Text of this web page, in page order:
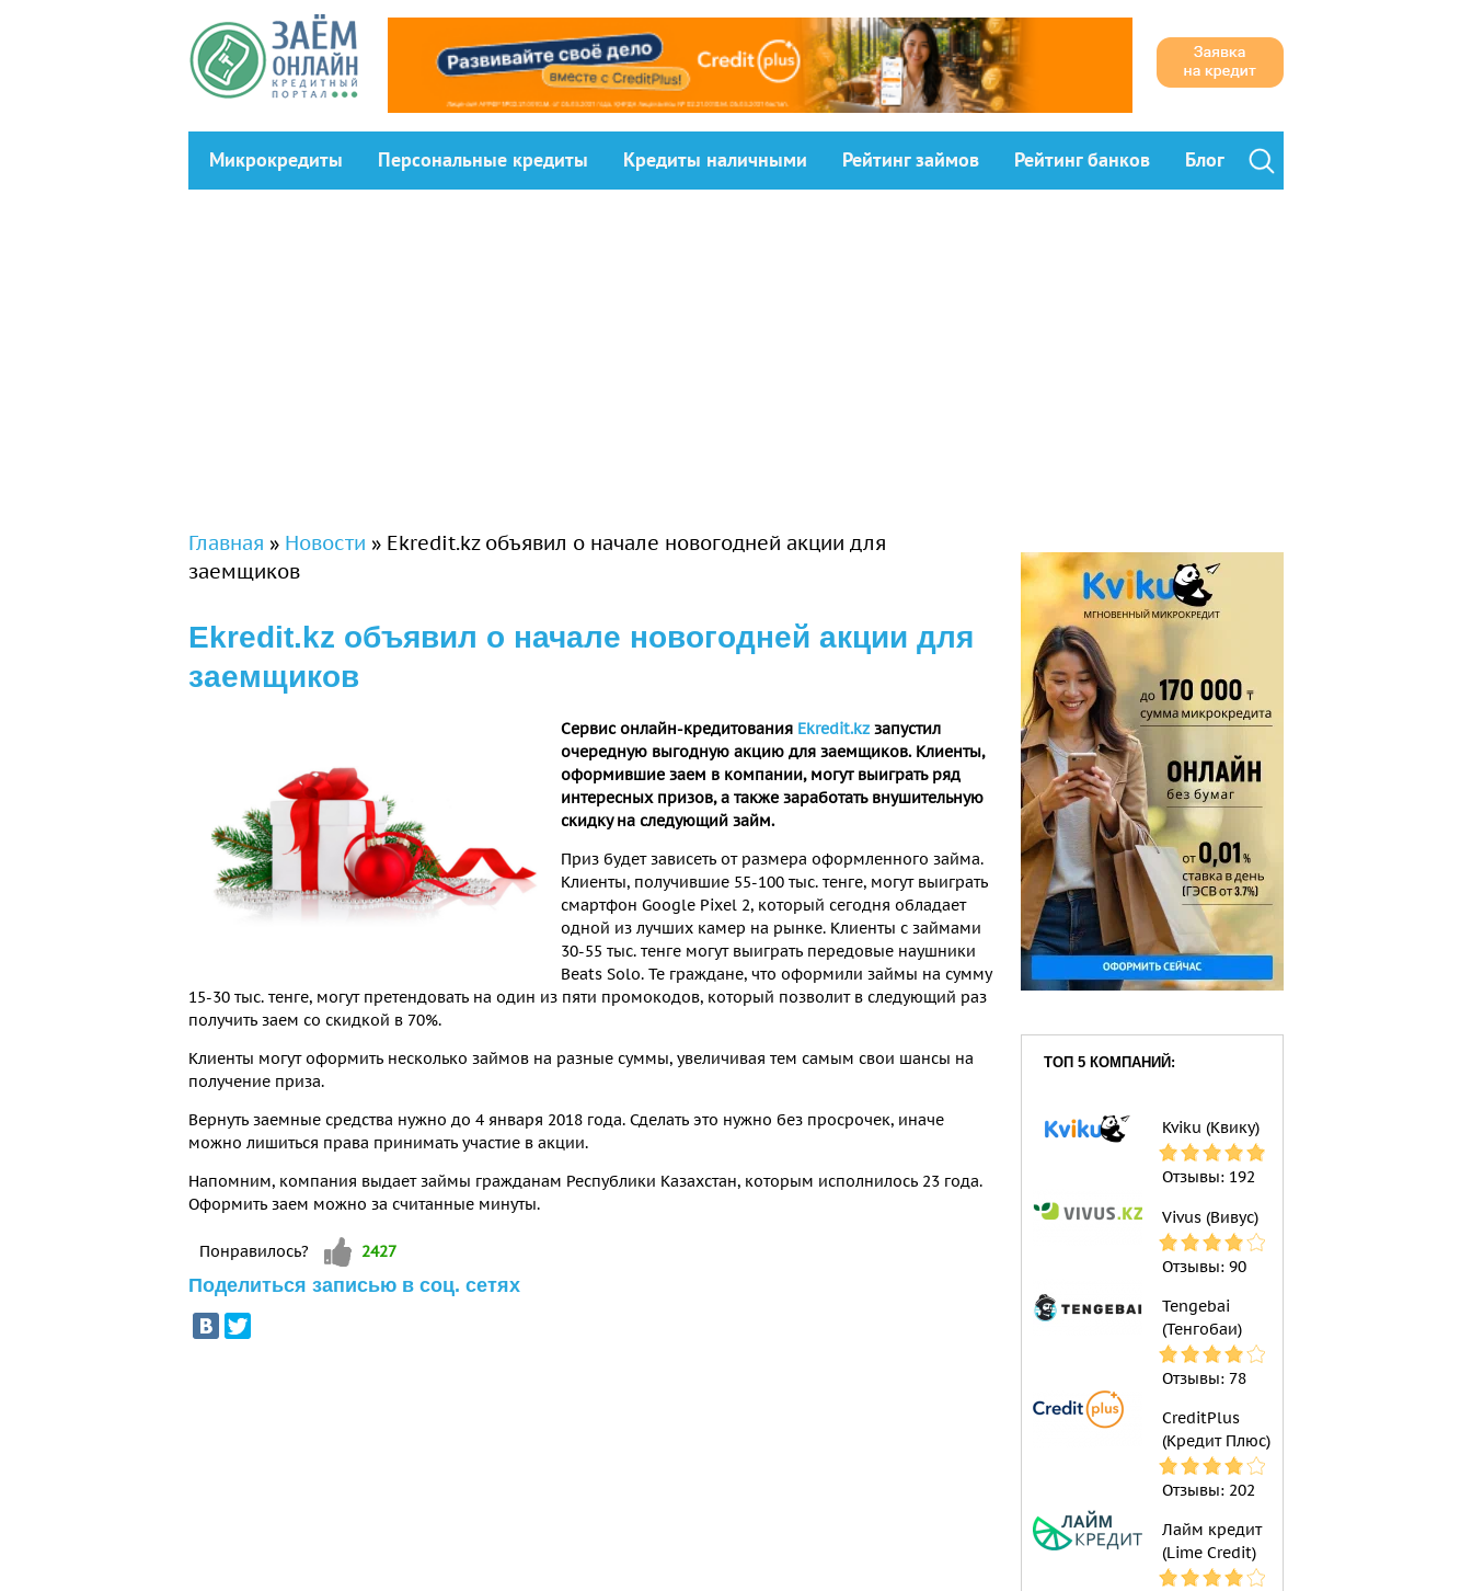
Микрокредиты Персональныe кредиты Кредиты наличными Рейтинг займов Рейтинг банков Блог
Вы здесь
Главная » Новости » Ekredit.kz объявил о начале новогодней акции для
заемщиков
Ekredit.kz объявил о начале новогодней акции для
заемщиков
Сервис онлайн-кредитования Ekredit.kz запустил
очередную выгодную акцию для заемщиков. Клиенты,
оформившие заем в компании, могут выиграть ряд
интересных призов, а также заработать внушительную
скидку на следующий займ.
Приз будет зависеть от размера оформленного займа.
Клиенты, получившие 55-100 тыс. тенге, могут выиграть
смартфон Google Pixel 2, который сегодня обладает
одной из лучших камер на рынке. Клиенты с займами
30-55 тыс. тенге могут выиграть передовые наушники
Beats Solo. Те граждане, что оформили займы на сумму
15-30 тыс. тенге, могут претендовать на один из пяти промокодов, который позволит в следующий раз
получить заем со скидкой в 70%.
Клиенты могут оформить несколько займов на разные суммы, увеличивая тем самым свои шансы на
получение приза.
Вернуть заемные средства нужно до 4 января 2018 года. Сделать это нужно без просрочек, иначе
можно лишиться права принимать участие в акции.
Напомним, компания выдает займы гражданам Республики Казахстан, которым исполнилось 23 года.
Оформить заем можно за считанные минуты.
Понравилось? Vote up!
2427
Поделиться записью в соц. сетях
ТОП 5 КОМПАНИЙ:
Kviku (Квику)
Отзывы: 192
Vivus (Вивус)
Отзывы: 90
Tengebai
(Тенгобаи)
Отзывы: 78
CreditPlus
(Кредит Плюс)
Отзывы: 202
Лайм кредит
(Lime Credit)